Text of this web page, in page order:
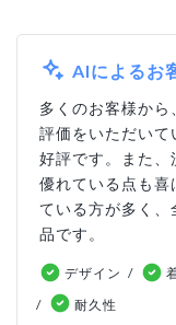
AIによるお
多くのお客様か
評価をいただいて
好評です。また、
優れている点も
ている方が多く
品です。
デザイン
耐久性